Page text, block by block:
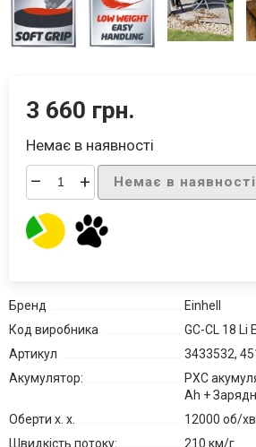
3 660 грн.
Немає в наявності
– + Немає в наявності
Бренд
Einhell
Код виробника
GC-CL 18 Li
Артикул
3433532,
Акумулятор:
PXC
Ah +
Оберти х. х.
12000 об/хв
Швидкість потоку:
210 км/г